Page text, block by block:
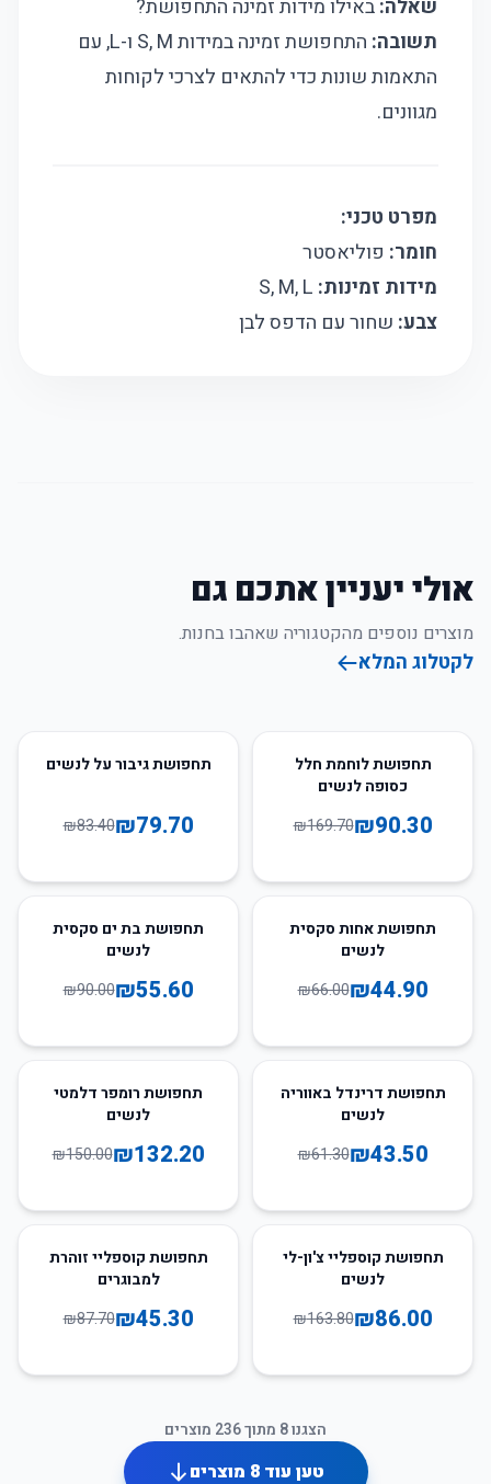
שאלה:באילו מידות זמינה התחפושת?
תשובה:
התחפושת זמינה במידות S, M ו-L, עם
התאמות שונות כדי להתאים לצרכי לקוחות
מגוונים.
מפרט טכני:
חומר: פוליאסטר
מידות זמינות:
צבע: שחור עם הדפס לבן
אולי יעניין אתכם גם
מוצרים נוספים מהקטגוריה שאהבו בחנות.
לקטלוג המלא
47תחפושת לוחמת חלל
כסופה לנשים
₪90.30
₪169.70
4
תחפושת גיבור על לנשים
₪79.70
₪83.40
32
תחפושת אחות סקסית
לנשים
₪44.90
₪66.00
38
תחפושת בת ים סקסית
לנשים
₪55.60
₪90.00
29
תחפושת דרינדל באווריה
לנשים
₪43.50
₪61.30
12
תחפושת רומפר דלמטי
לנשים
₪132.20
₪150.00
47
תחפושת קוספליי צ'ון-לי
לנשים
₪86.00
₪163.80
48
תחפושת קוספליי זוהרת
למבוגרים
₪45.30
₪87.70
הצגנו8 מתוך236 מוצרים
טען עוד8 מוצרים